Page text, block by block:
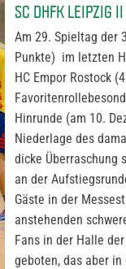
SC DHFK LEIPZIG
Am 29. Spieltag der
Punkte) im letzten
HC Empor Rostock
Hinrunde (am 10.
Niederlage des
dicke Überraschung
an der
Gäste in der
anstehenden
Fans in der Halle
geboten, das aber